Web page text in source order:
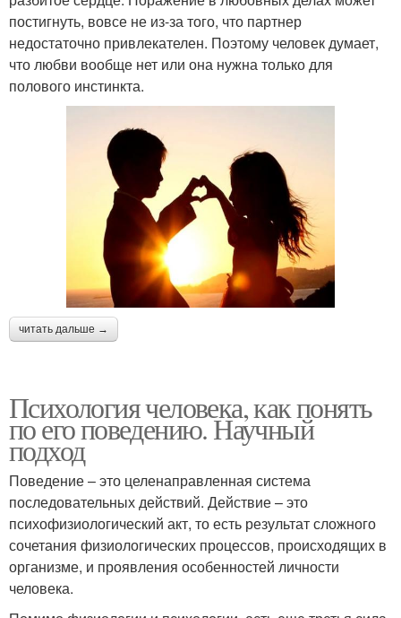
постигнуть, вовсе не из-за того, что партнер
недостаточно привлекателен. Поэтому человек думает,
что любви вообще нет или она нужна только для
полового инстинкта.
читать дальше →
Психология человека, как понять
по его поведению. Научный
подход
Поведение – это целенаправленная система
последовательных действий. Действие – это
психофизиологический акт, то есть результат сложного
сочетания физиологических процессов, происходящих в
организме, и проявления особенностей личности
человека.